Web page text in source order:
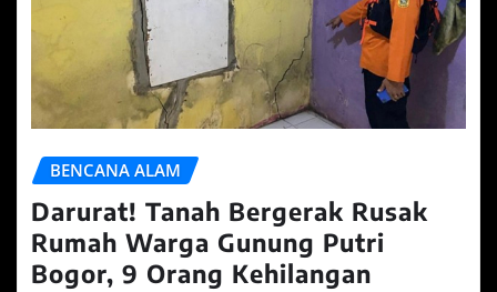
BENCANA ALAM
Darurat! Tanah Bergerak Rusak
Rumah Warga Gunung Putri
Bogor, 9 Orang Kehilangan